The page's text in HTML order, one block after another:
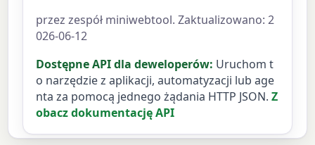
przez zespół miniwebtool. Zaktualizowano: 2
026-06-12
Dostępne API dla deweloperów: Uruchom t
o narzędzie z aplikacji, automatyzacji lub age
nta za pomocą jednego żądania HTTP JSON. Z
obacz dokumentację API